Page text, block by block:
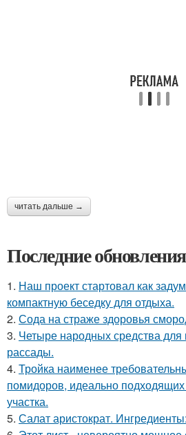
читать дальше →
Последние
1. Наш проект стартовал как
компактную беседку для отдыха.
2. Сода на страже здоровья
3. Четыре народных средства
рассады.
4. Тройка наименее
помидоров, идеально подходящих
участка.
5. Салат аристократ. Ингредиенты: